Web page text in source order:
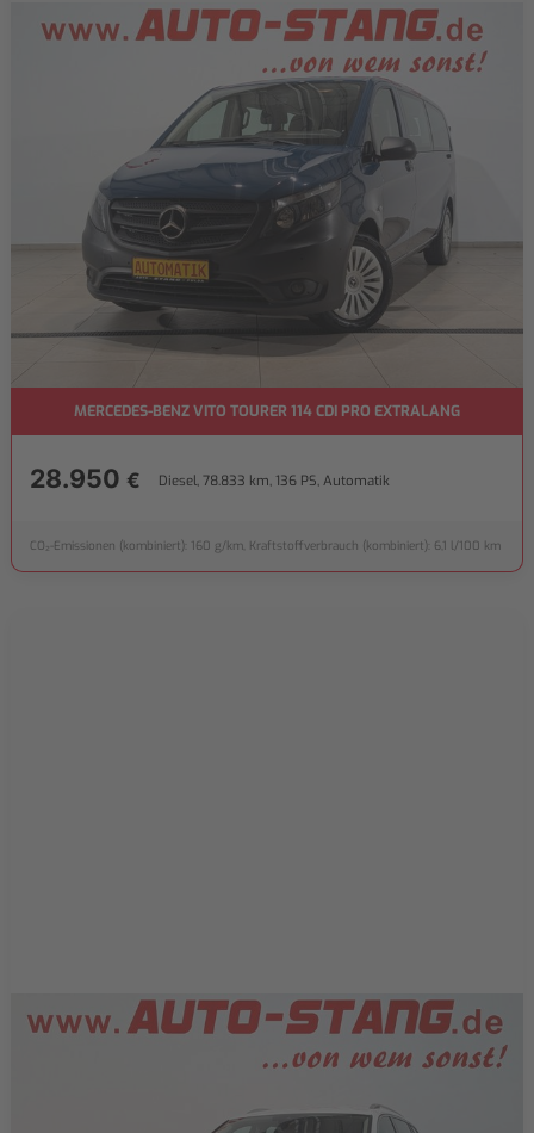
MERCEDES-BENZ VITO TOURER 114 CDI PRO EXTRALANG
28.950 € Diesel, 78.833 km, 136 PS, Automatik
CO₂-Emissionen (kombiniert): 160 g/km, Kraftstoffverbrauch (kombiniert): 6,1 l/100 km